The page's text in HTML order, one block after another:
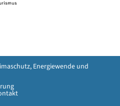
Energiewende und